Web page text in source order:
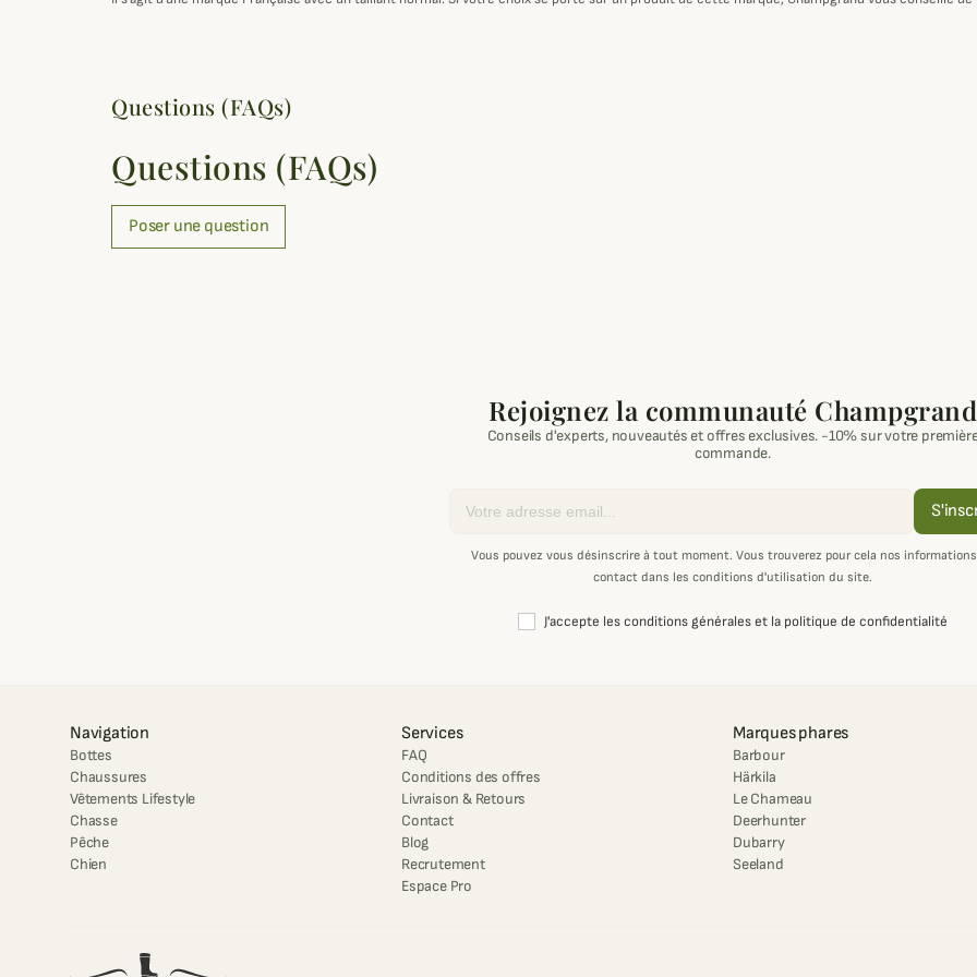
Questions (FAQs)
Questions (FAQs)
Poser une question
Rejoignez la communauté Champgrand
Conseils d'experts, nouveautés et offres exclusives. -10% sur votre
commande.
Vous pouvez vous désinscrire à tout moment. Vous trouverez pour cela nos
contact dans les conditions d'utilisation du site.
J'accepte les conditions générales et la politique de confidentialité
Navigation
Bottes
Chaussures
Vêtements Lifestyle
Chasse
Pêche
Chien
Services
FAQ
Conditions des offres
Livraison & Retours
Contact
Blog
Recrutement
Espace Pro
Marques phares
Barbour
Härkila
Le Chameau
Deerhunter
Dubarry
Seeland